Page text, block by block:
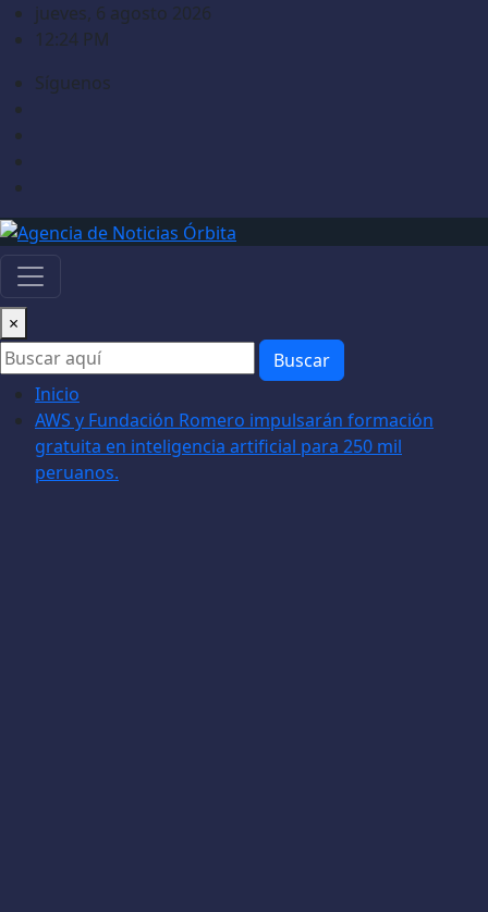
Saltarjueves, 6 agosto 2026
12:24 PM
Síguenos
×
Buscar
Inicio
AWS y Fundación Romero impulsarán formación
gratuita en inteligencia artificial para 250 mil
peruanos.